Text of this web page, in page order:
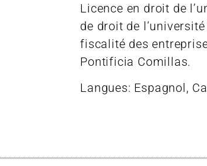
Licence en droit de
de droit de
fiscalité des
Pontificia Comillas.
Langues: Espagnol,